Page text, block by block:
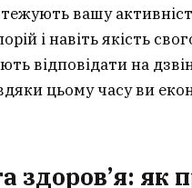
вашу
і навіть якість
відповідати на
цьому часу ви
здоров’я: як